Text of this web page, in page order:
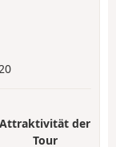
Attraktivität der
Tour